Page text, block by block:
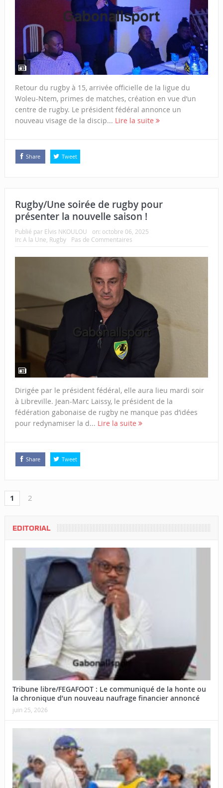
Retour du rugby à 15, arrivée officielle de la ligue du
Woleu-Ntem, primes de matches, création en vue d’un
centre de rugby. Le président fédéral annonce un
nouveau visage de la discip... Lire la suite
Share Tweet
Rugby/Une soirée de rugby pour
présenter la nouvelle saison !
Publié par Elvis NKOULOU on: octobre 06, 2025
In: A la Une, Rugby Pas de Commentaires
Dirigée par le président fédéral, elle aura lieu mardi soir
à Libreville. Jean-Marc Laissy, le président de la
fédération gabonaise de rugby ne manque pas d’idées
pour redynamiser la d... Lire la suite
Share Tweet
1 2
EDITORIAL
Tribune libre/FEGAFOOT : Le communiqué de la honte ou
la chronique d’un nouveau naufrage financier annoncé
juin 25, 2026